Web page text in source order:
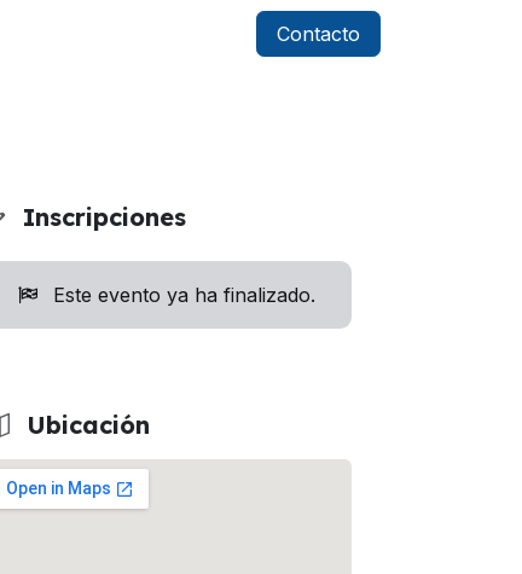
Contacto
Inscripciones
Este evento ya ha finalizado.
Ubicación